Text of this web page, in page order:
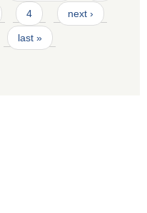
4 next ›
last »